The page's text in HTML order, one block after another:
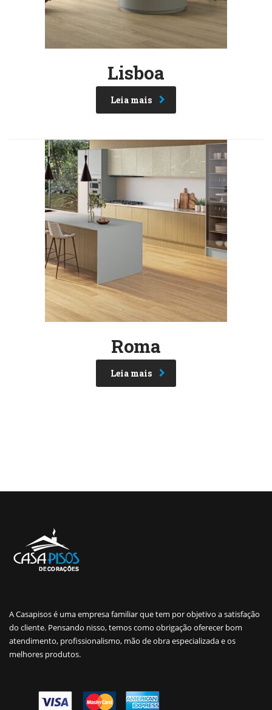
Lisboa
Leia mais
Roma
Leia mais
A Casapisos é uma empresa familiar que tem por objetivo a satisfação
do cliente. Pensando nisso, temos como obrigação oferecer bom
atendimento, profissionalismo, mão de obra especializada e os
melhores produtos.